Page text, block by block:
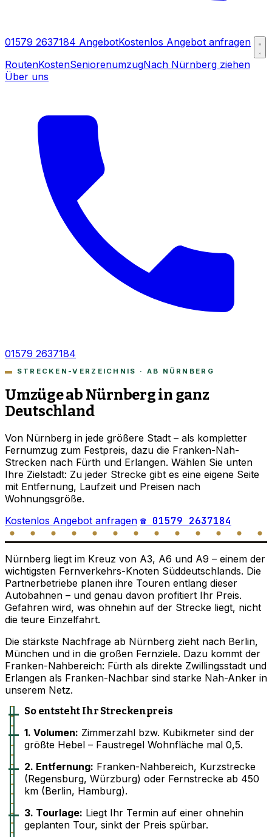
01579 2637184 AngebotKostenlos Angebot anfragen
RoutenKostenSeniorenumzugNach Nürnberg ziehen
Über uns
01579 2637184
STRECKEN-VERZEICHNIS · AB NÜRNBERG
Umzüge ab Nürnberg in ganz
Deutschland
Von Nürnberg in jede größere Stadt – als kompletter
Fernumzug zum Festpreis, dazu die Franken-Nah-
Strecken nach Fürth und Erlangen. Wählen Sie unten
Ihre Zielstadt: Zu jeder Strecke gibt es eine eigene Seite
mit Entfernung, Laufzeit und Preisen nach
Wohnungsgröße.
Kostenlos Angebot anfragen ☎ 01579 2637184
Nürnberg liegt im Kreuz von A3, A6 und A9 – einem der
wichtigsten Fernverkehrs-Knoten Süddeutschlands. Die
Partnerbetriebe planen ihre Touren entlang dieser
Autobahnen – und genau davon profitiert Ihr Preis.
Gefahren wird, was ohnehin auf der Strecke liegt, nicht
die teure Einzelfahrt.
Die stärkste Nachfrage ab Nürnberg zieht nach Berlin,
München und in die großen Fernziele. Dazu kommt der
Franken-Nahbereich: Fürth als direkte Zwillingsstadt und
Erlangen als Franken-Nachbar sind starke Nah-Anker in
unserem Netz.
So entsteht Ihr Streckenpreis
1. Volumen: Zimmerzahl bzw. Kubikmeter sind der
größte Hebel – Faustregel Wohnfläche mal 0,5.
2. Entfernung: Franken-Nahbereich, Kurzstrecke
(Regensburg, Würzburg) oder Fernstrecke ab 450
km (Berlin, Hamburg).
3. Tourlage: Liegt Ihr Termin auf einer ohnehin
geplanten Tour, sinkt der Preis spürbar.